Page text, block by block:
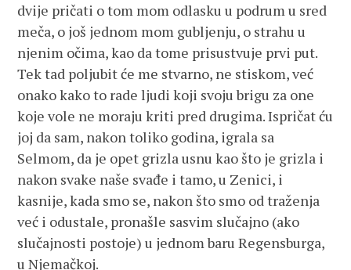
dvije pričati o tom mom odlasku u podrum u sred
meča, o još jednom mom gubljenju, o strahu u
njenim očima, kao da tome prisustvuje prvi put.
Tek tad poljubit će me stvarno, ne stiskom, već
onako kako to rade ljudi koji svoju brigu za one
koje vole ne moraju kriti pred drugima. Ispričat ću
joj da sam, nakon toliko godina, igrala sa
Selmom, da je opet grizla usnu kao što je grizla i
nakon svake naše svađe i tamo, u Zenici, i
kasnije, kada smo se, nakon što smo od traženja
već i odustale, pronašle sasvim slučajno (ako
slučajnosti postoje) u jednom baru Regensburga,
u Njemačkoj.